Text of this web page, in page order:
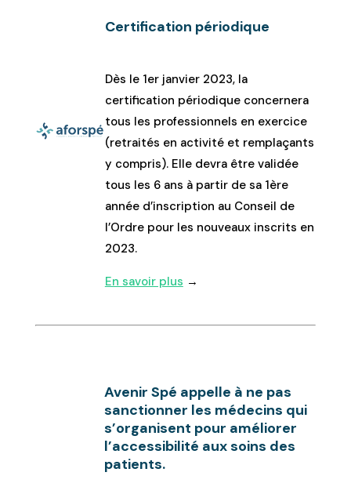
Certification périodique
Dès le 1er janvier 2023, la
certification périodique concernera
tous les professionnels en exercice
(retraités en activité et remplaçants
y compris). Elle devra être validée
tous les 6 ans à partir de sa 1ère
année d’inscription au Conseil de
l’Ordre pour les nouveaux inscrits en
2023.
En savoir plus →
Avenir Spé appelle à ne pas
sanctionner les médecins qui
s’organisent pour améliorer
l’accessibilité aux soins des
patients.